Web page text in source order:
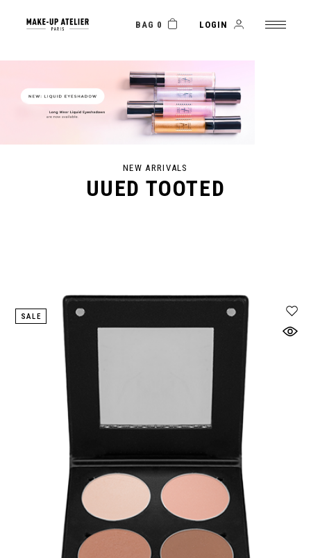
BAG 0 LOGIN
NEW ARRIVALS
UUED TOOTED